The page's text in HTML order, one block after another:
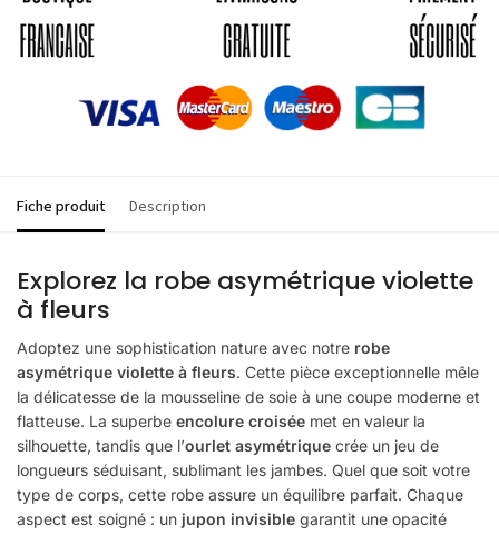
Fiche produit Description
Explorez la robe asymétrique violette
à fleurs
Adoptez une sophistication nature avec notre robe
asymétrique violette à fleurs. Cette pièce exceptionnelle mêle
la délicatesse de la mousseline de soie à une coupe moderne et
flatteuse. La superbe encolure croisée met en valeur la
silhouette, tandis que l’ourlet asymétrique crée un jeu de
longueurs séduisant, sublimant les jambes. Quel que soit votre
type de corps, cette robe assure un équilibre parfait. Chaque
aspect est soigné : un jupon invisible garantit une opacité